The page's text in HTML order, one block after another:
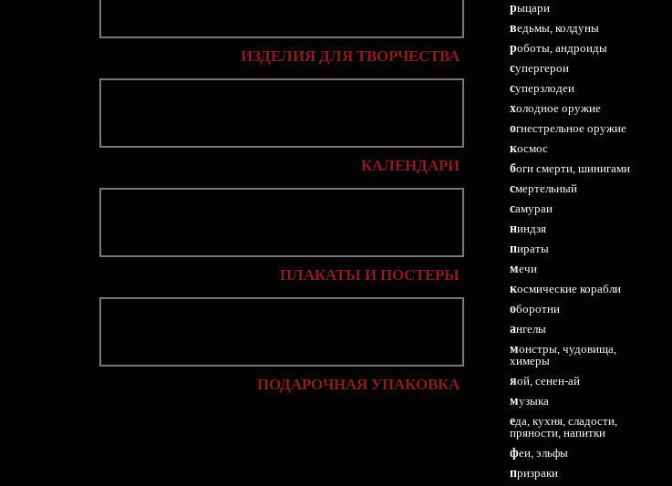
ИЗДЕЛИЯ ДЛЯ ТВОРЧЕСТВА
КАЛЕНДАРИ
ПЛАКАТЫ И ПОСТЕРЫ
ПОДАРОЧНАЯ УПАКОВКА
рыцари
ведьмы, колдуны
роботы, андроиды
супергерои
суперзлодеи
холодное оружие
огнестрельное оружие
космос
боги смерти, шинигами
смертельный
самураи
ниндзя
пираты
мечи
космические корабли
оборотни
ангелы
монстры, чудовища,
химеры
яой, сенен-ай
музыка
еда, кухня, сладости,
пряности, напитки
феи, эльфы
призраки